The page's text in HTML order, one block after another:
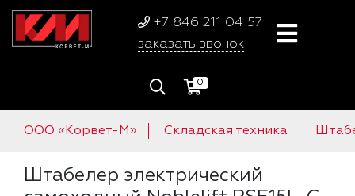
+7 846 211 04 57
заказать звонок
0
ООО «Корвет-М» Складская техника
Штабелер электрический